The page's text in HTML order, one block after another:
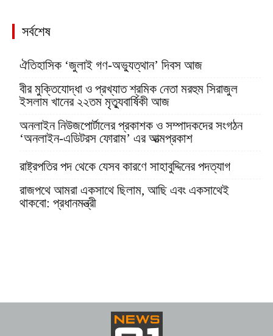
সর্বশেষ
ঐতিহাসিক ‘জুলাই গণ-অভ্যুত্থান’ দিবস আজ
বীর মুক্তিযোদ্ধা ও প্রখ্যাত শ্রমিক নেতা মরহুম সিরাজুল
ইসলাম খানের ২২তম মৃত্যুবার্ষিকী আজ
অনলাইন নিউজপোর্টালের প্রকাশক ও সম্পাদকদের সংগঠন
‘অনলাইন-এডিটরস ফোরাম’ এর আত্মপ্রকাশ
রাষ্ট্রপতির পদ থেকে যেসব কারণে সাহাবুদ্দিনের পদত্যাগ
রাজপথে আমরা একসাথে ছিলাম, আছি এবং একসাথেই
থাকবো: প্রধানমন্ত্রী